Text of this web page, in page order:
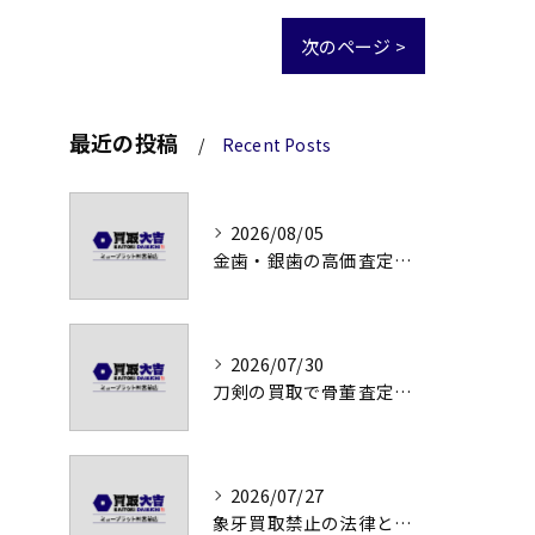
次のページ >
最近の投稿 Recent Posts
2026/08/05
金歯・銀歯の高価査定法徹底解説
2026/07/30
刀剣の買取で骨董査定の注意点
2026/07/27
象牙買取禁止の法律と背景解説